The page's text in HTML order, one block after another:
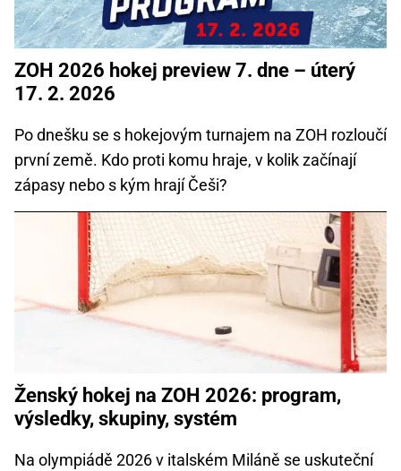
ZOH 2026 hokej preview 7. dne – úterý
17. 2. 2026
Po dnešku se s hokejovým turnajem na ZOH rozloučí
první země. Kdo proti komu hraje, v kolik začínají
zápasy nebo s kým hrají Češi?
Ženský hokej na ZOH 2026: program,
výsledky, skupiny, systém
Na olympiádě 2026 v italském Miláně se uskuteční